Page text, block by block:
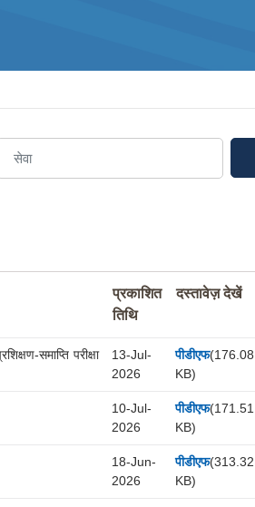
प्रकाशित
तिथि
दस्तावेज़ देखें
समाप्ति परीक्षा
13-Jul-
2026
पीडीएफ(176.08
KB)
10-Jul-
2026
पीडीएफ(171.51
KB)
18-Jun-
2026
पीडीएफ(313.32
KB)